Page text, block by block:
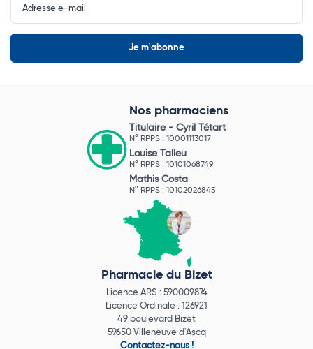
Newsletter
Nos pharmaciens
Titulaire - Cyril Tétart
N° RPPS : 10001113017
Louise Talleu
N° RPPS : 10101068749
Mathis Costa
N° RPPS : 10102026845
Pharmacie du Bizet
Licence ARS : 590009874
Licence Ordinale : 126921
49 boulevard Bizet
59650 Villeneuve d'Ascq
Contactez-nous !